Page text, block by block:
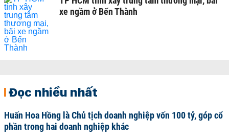
xe ngầm ở Bến Thành
Đọc nhiều nhất
Huấn Hoa Hồng là Chủ tịch doanh nghiệp vốn 100 tỷ, góp cổ
phần trong hai doanh nghiệp khác